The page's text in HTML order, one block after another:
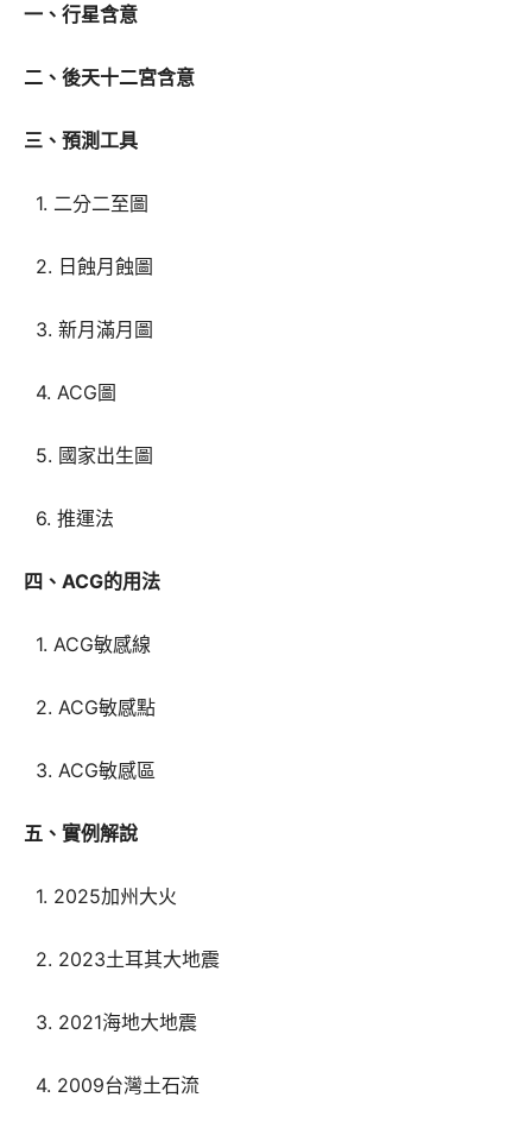
一、行星含意
二、後天十二宮含意
三、預測工具
1. 二分二至圖
2. 日蝕月蝕圖
3. 新月滿月圖
4. ACG圖
5. 國家出生圖
6. 推運法
四、ACG的用法
1. ACG敏感線
2. ACG敏感點
3. ACG敏感區
五、實例解說
1. 2025加州大火
2. 2023土耳其大地震
3. 2021海地大地震
4. 2009台灣土石流